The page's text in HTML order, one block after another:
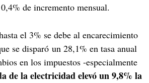
de incremento mensual.
el 3% se debe al encarecimiento
se disparó un 28,1% en tasa anual
en los impuestos -especialmente
de la electricidad elevó un 9,8% la